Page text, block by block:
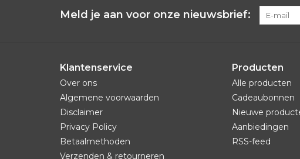
Meld je aan voor onze nieuwsbrief:
Klantenservice
Over ons
Algemene voorwaarden
Disclaimer
Privacy Policy
Betaalmethoden
Verzenden & retourneren
Producten
Alle producten
Cadeaubonnen
Nieuwe
Aanbiedingen
RSS-feed